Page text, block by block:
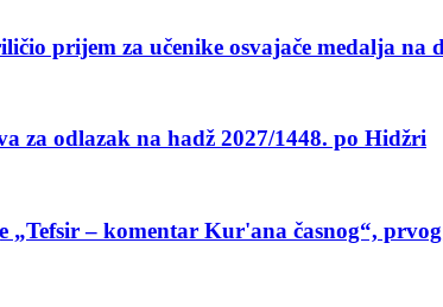
prijem za učenike osvajače medalja
za odlazak na hadž 2027/1448. po Hidžri
– komentar Kur'ana časnog“,